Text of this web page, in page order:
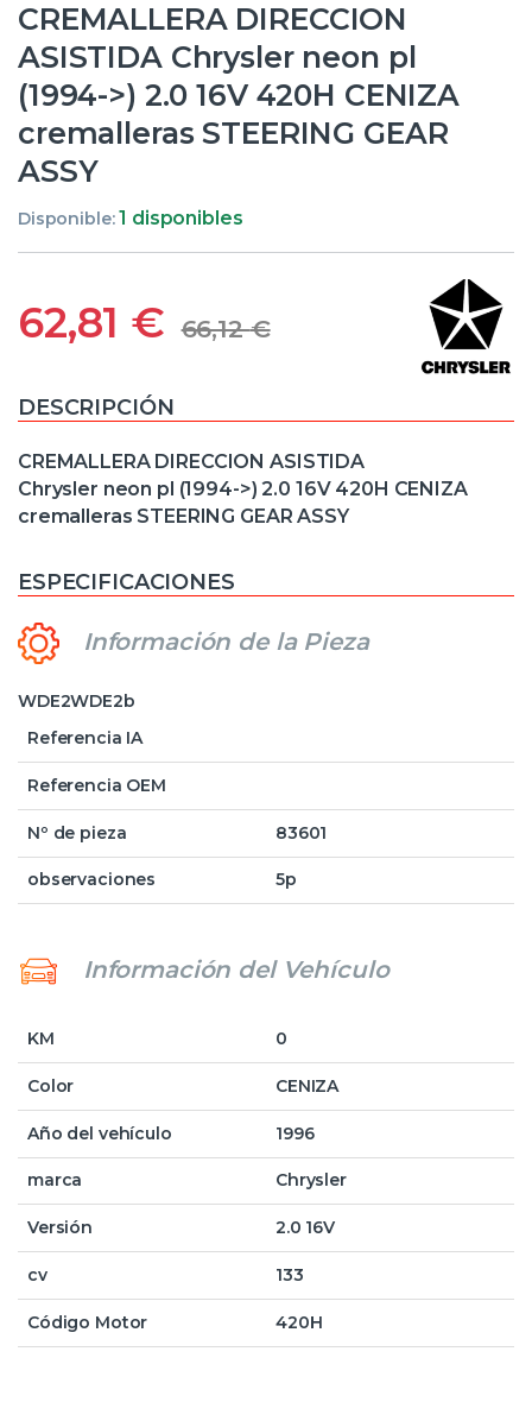
CREMALLERA DIRECCION
ASISTIDA Chrysler neon pl
(1994->) 2.0 16V 420H CENIZA
cremalleras STEERING GEAR
ASSY
Disponible:1 disponibles
62,81 € 66,12€
DESCRIPCIÓN
CREMALLERA DIRECCION ASISTIDA
Chrysler neon pl (1994->) 2.0 16V 420H CENIZA
cremalleras STEERING GEAR ASSY
ESPECIFICACIONES
Información de la Pieza
WDE2WDE2b
Referencia IA
Referencia OEM
Nº de pieza 83601
observaciones 5p
Información del Vehículo
KM 0
Color CENIZA
Año del vehículo 1996
marca Chrysler
Versión 2.0 16V
cv 133
Código Motor 420H